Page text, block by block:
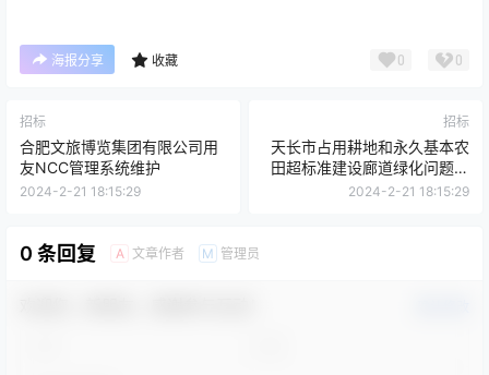
海报分享 收藏 0 0
招标
合肥文旅博览集团有限公司用
友NCC管理系统维护
2024-2-21 18:15:29
招标
天长市占用耕地和永久基本农
田超标准建设廊道绿化问题专
项排查整改项目-采购任务书
2024-2-21 18:15:29
0 条回复 A 文章作者 M 管理员